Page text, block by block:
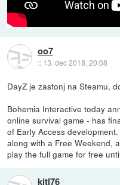
oo7
:: 13. dec 2018, 20:08
DayZ je zastonj na Steamu,
Bohemia Interactive today
online survival game - has
of Early Access
along with a Free Weekend,
play the full game for free
kitl76